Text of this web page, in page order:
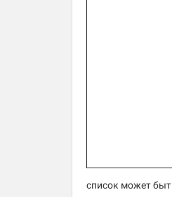
список может